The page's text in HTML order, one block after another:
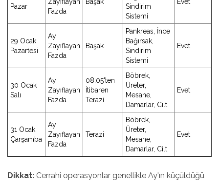
Pazar
Fazda
Sindirim
Sistemi
29 Ocak
Pazartesi
Ay
Zayıflayan
Fazda
Başak
Pankreas, İnce
Bağırsak,
Sindirim
Sistemi
Evet
30 Ocak
Salı
Ay
Zayıflayan
Fazda
08:05'ten
İtibaren
Terazi
Böbrek,
Üreter,
Mesane,
Damarlar, Cilt
Evet
31 Ocak
Çarşamba
Ay
Zayıflayan
Fazda
Terazi
Böbrek,
Üreter,
Mesane,
Damarlar, Cilt
Evet
Dikkat: Cerrahi operasyonlar genellikle Ay'ın küçüldüğü